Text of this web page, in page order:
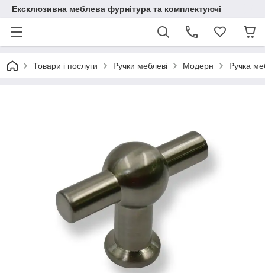
Ексклюзивна меблева фурнітура та комплектуючі
Товари і послуги Ручки меблеві Модерн Ручка